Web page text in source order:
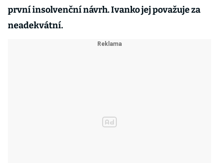
první insolvenční návrh. Ivanko jej považuje za
neadekvátní.